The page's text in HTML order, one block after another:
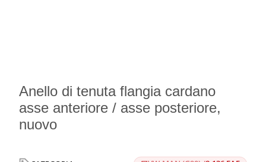
Anello di tenuta flangia cardano
asse anteriore / asse posteriore,
nuovo